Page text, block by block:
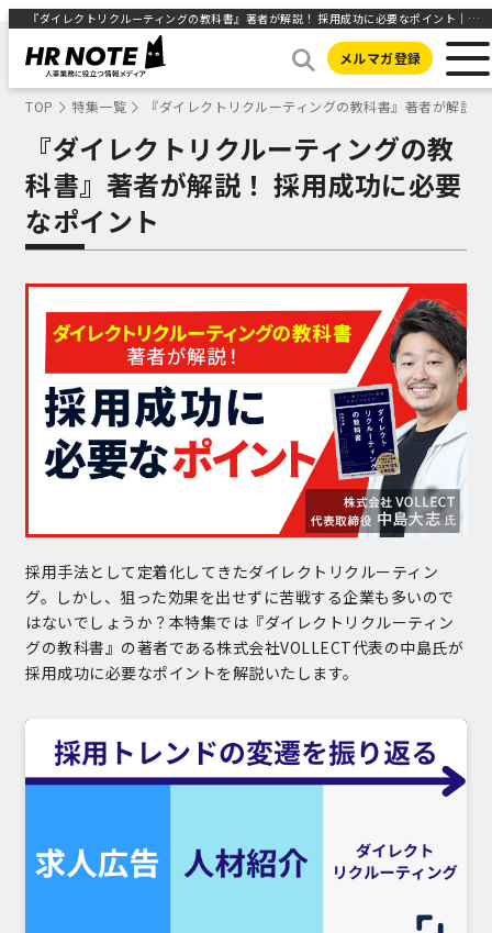
『ダイレクトリクルーティングの教科書』著者が解説！ 採用成功に必要なポイント｜特集｜HR NOTE
メルマガ登録
TOP 特集一覧 『ダイレクトリクルーティングの教科書』著者が解説
『ダイレクトリクルーティングの教
科書』著者が解説！ 採用成功に必要
なポイント
採用手法として定着化してきたダイレクトリクルーティン
グ。しかし、狙った効果を出せずに苦戦する企業も多いので
はないでしょうか？本特集では『ダイレクトリクルーティン
グの教科書』の著者である株式会社VOLLECT代表の中島氏が
採用成功に必要なポイントを解説いたします。